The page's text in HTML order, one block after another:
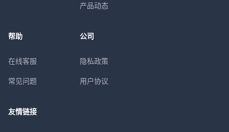
产品动态
帮助
在线客服
常见问题
公司
隐私政策
用户协议
友情链接